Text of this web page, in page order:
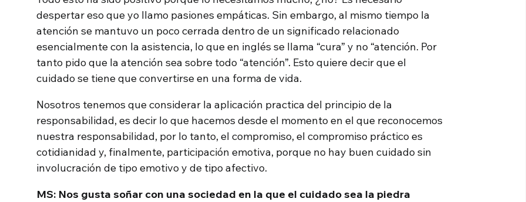
despertar eso que yo llamo pasiones empáticas. Sin embargo, al mismo tiempo la
atención se mantuvo un poco cerrada dentro de un significado relacionado
esencialmente con la asistencia, lo que en inglés se llama “cura” y no “atención. Por
tanto pido que la atención sea sobre todo “atención”. Esto quiere decir que el
cuidado se tiene que convertirse en una forma de vida.
Nosotros tenemos que considerar la aplicación practica del principio de la
responsabilidad, es decir lo que hacemos desde el momento en el que reconocemos
nuestra responsabilidad, por lo tanto, el compromiso, el compromiso práctico es
cotidianidad y, finalmente, participación emotiva, porque no hay buen cuidado sin
involucración de tipo emotivo y de tipo afectivo.
MS: Nos gusta soñar con una sociedad en la que el cuidado sea la piedra